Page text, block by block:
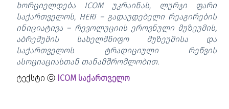
ხორციელდება ICOM უკრაინას, ლურჯი ფარი
საქართველოს, HERI – გადაუდებელი რეაგირების
ინიციატივა – რევოლუციის ეროვნული მუზეუმის,
აბრეშუმის სახელმწიფო მუზეუმისა და
საქართველოს ტრადიციული რეწვის
ასოციაციასთან თანამშრომლობით.
ტექსტი ⓒ ICOM საქართველო